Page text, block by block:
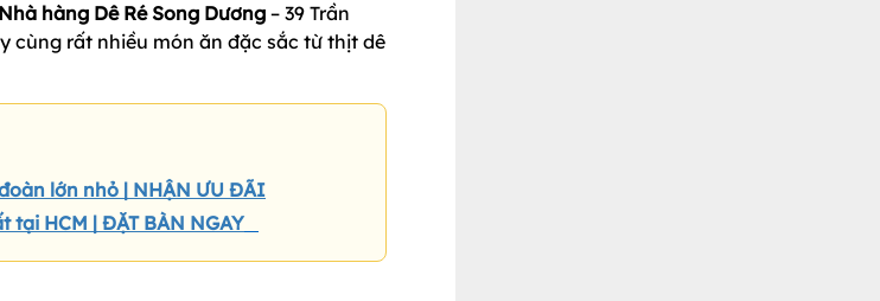
Nhà hàng Dê Ré Song Dương – 39 Trần
cùng rất nhiều món ăn đặc sắc từ thịt dê
lớn nhỏ | NHẬN ƯU ĐÃI
HCM | ĐẶT BÀN NGAY